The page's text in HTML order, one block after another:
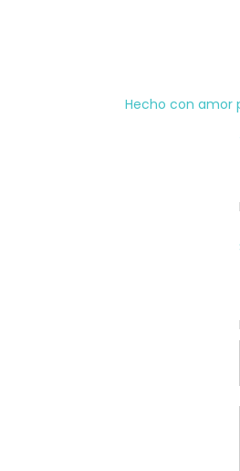
Hecho con amor